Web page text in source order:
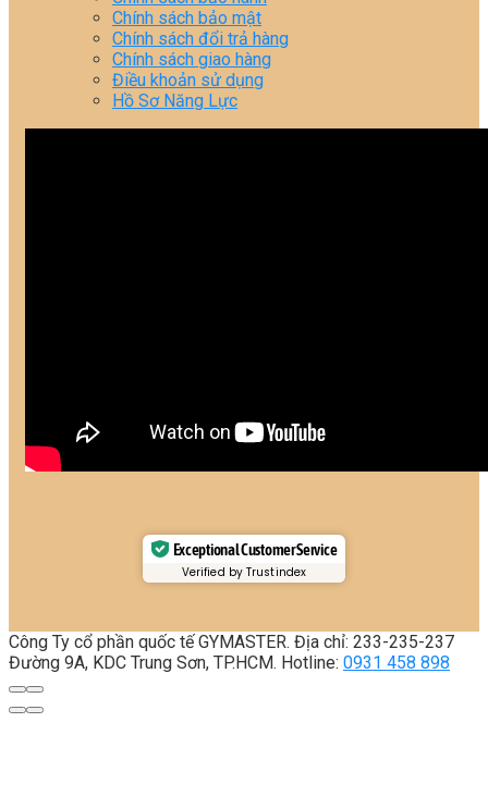
Chính sách bảo mật
Chính sách đổi trả hàng
Chính sách giao hàng
Điều khoản sử dụng
Hồ Sơ Năng Lực
Exceptional Customer Service
Verified by Trustindex
Công Ty cổ phần quốc tế GYMASTER. Địa chỉ: 233-235-237
Đường 9A, KDC Trung Sơn, TP.HCM. Hotline: 0931 458 898